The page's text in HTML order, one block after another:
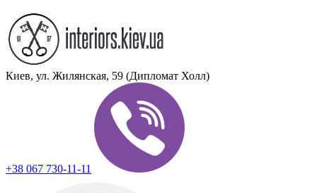
Киев, ул. Жилянская, 59 (Дипломат Холл)
+38 067 730-11-11